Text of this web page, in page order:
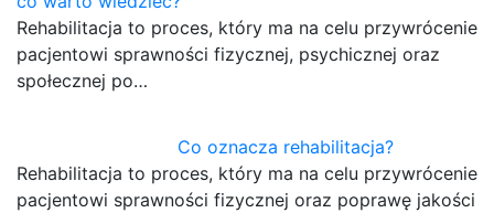
Rehabilitacja to proces, który ma na celu przywrócenie
pacjentowi sprawności fizycznej, psychicznej oraz
społecznej po…
Co oznacza rehabilitacja?
Rehabilitacja to proces, który ma na celu przywrócenie
pacjentowi sprawności fizycznej oraz poprawę jakości